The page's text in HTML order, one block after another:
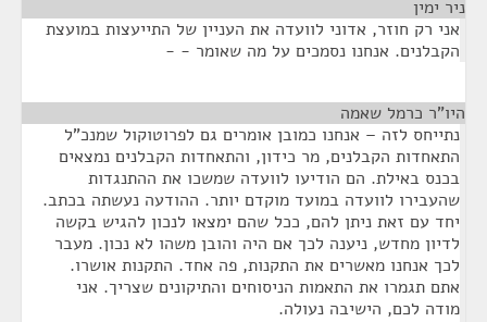
ניר ימין
אני רק חוזר, אדוני לוועדה את העניין של התייעצות במועצת
הקבלנים. אנחנו נסמכים על מה שאומר - -
היו"ר כרמל שאמה
נתייחס לזה – אנחנו כמובן אומרים גם לפרוטוקול שמנכ"ל
התאחדות הקבלנים, מר כידון, והתאחדות הקבלנים נמצאים
בכנס באילת. הם הודיעו לוועדה שמשכו את ההתנגדות
שהעבירו לוועדה במועד מוקדם יותר. ההודעה נעשתה בכתב.
יחד עם זאת ניתן להם, ככל שהם ימצאו לנכון להגיש בקשה
לדיון מחדש, ניענה לכך אם היה והובן משהו לא נכון. מעבר
לכך אנחנו מאשרים את התקנות, פה אחד. התקנות אושרו.
אתם תגמרו את התאמות הניסוחים והתיקונים שצריך. אני
מודה לכם, הישיבה נעולה.